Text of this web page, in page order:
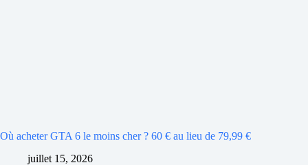
Où acheter GTA 6 le moins cher ? 60 € au lieu de 79,99 €
juillet 15, 2026